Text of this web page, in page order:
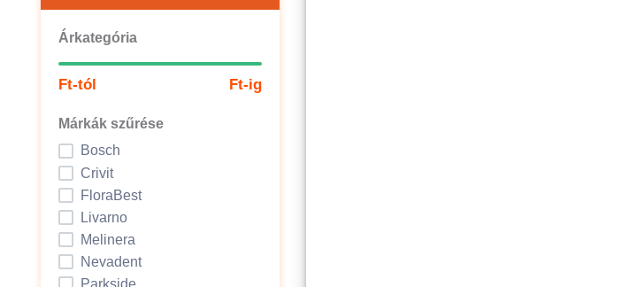
Árkategória
Ft-tól Ft-ig
Márkák szűrése
Bosch
Crivit
FloraBest
Livarno
Melinera
Nevadent